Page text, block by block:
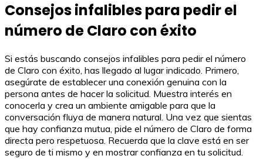
Consejos infalibles para pedir el
número de Claro con éxito
Si estás buscando consejos infalibles para pedir el número
de Claro con éxito, has llegado al lugar indicado. Primero,
asegúrate de establecer una conexión genuina con la
persona antes de hacer la solicitud. Muestra interés en
conocerla y crea un ambiente amigable para que la
conversación fluya de manera natural. Una vez que sientas
que hay confianza mutua, pide el número de Claro de forma
directa pero respetuosa. Recuerda que la clave está en ser
seguro de ti mismo y en mostrar confianza en tu solicitud.